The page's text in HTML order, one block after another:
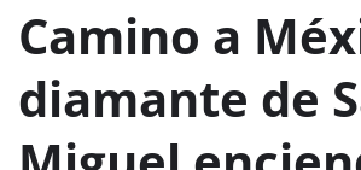
Camino a
diamante de